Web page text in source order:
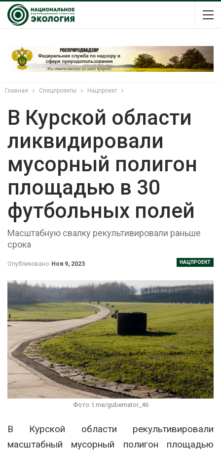
Главная Спецпроекты Нацпроект
В Курской области
ликвидировали
мусорный полигон
площадью в 30
футбольных полей
Масштабную свалку рекультивировали раньше
срока
НАЦПРОЕКТ
Опубликовано Ноя 9, 2023
Фото: t.me/gubernator_46
В Курской области рекультивировали
масштабный мусорный полигон площадью